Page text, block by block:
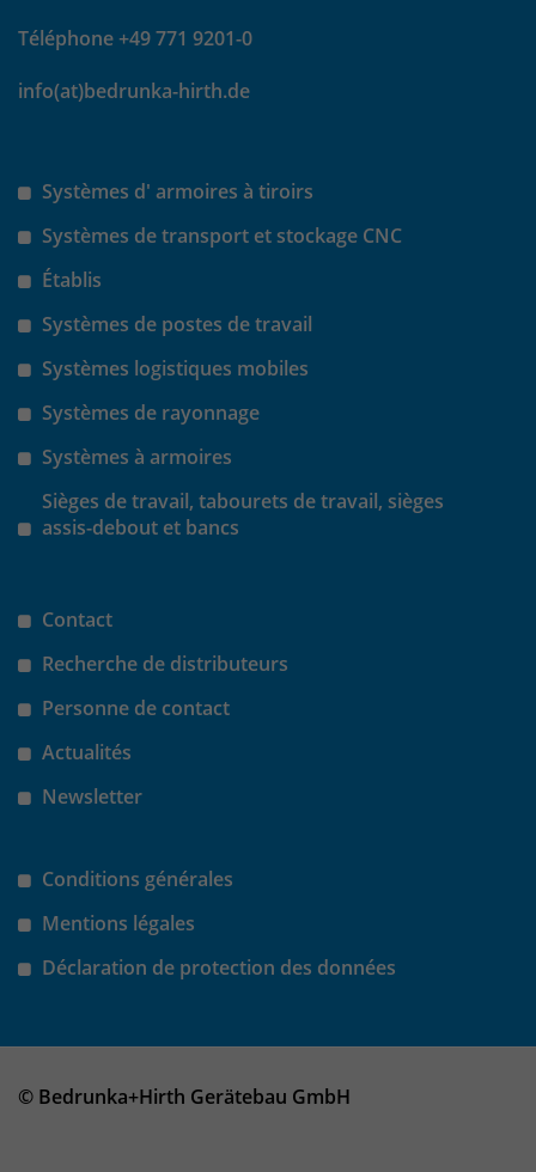
Téléphone +49 771 9201-0
info(at)bedrunka-hirth.de
Systèmes d' armoires à tiroirs
Systèmes de transport et stockage CNC
Établis
Systèmes de postes de travail
Systèmes logistiques mobiles
Systèmes de rayonnage
Systèmes à armoires
Sièges de travail, tabourets de travail, sièges
assis-debout et bancs
Contact
Recherche de distributeurs
Personne de contact
Actualités
Newsletter
Conditions générales
Mentions légales
Déclaration de protection des données
© Bedrunka+Hirth Gerätebau GmbH